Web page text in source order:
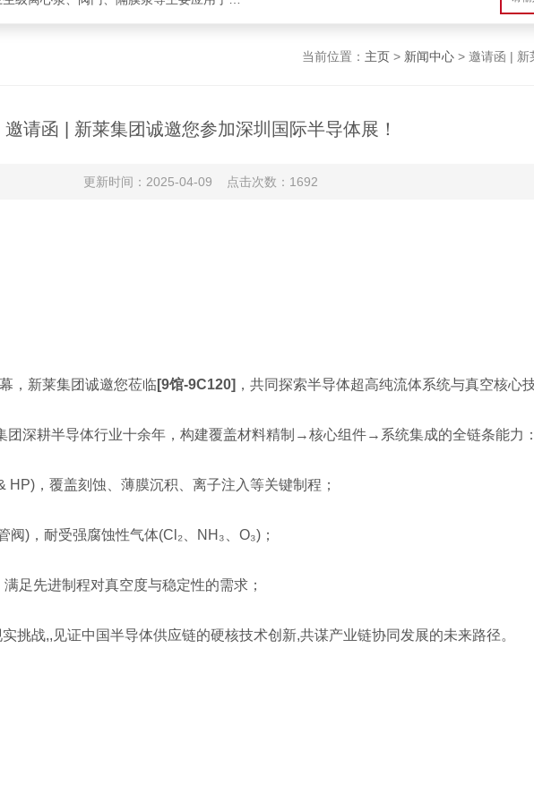
当前位置： 主页> 新闻中心> 邀请函 | 新
邀请函 | 新莱集团诚邀您参加深圳国际半导体展！
更新时间：2025-04-09 点击次数：1692
新莱集团诚邀您莅临 [9馆-9C120] ，共同探索半导体超高纯流体系统与真空核心
深耕半导体行业十余年，构建覆盖材料精制→核心组件→系统集成的全链条能力：
，覆盖刻蚀、薄膜沉积、离子注入等关键制程；
，耐受强腐蚀性气体(Cl₂、NH₃、O₃)；
先进制程对真空度与稳定性的需求；
战,,见证中国半导体供应链的硬核技术创新,共谋产业链协同发展的未来路径。